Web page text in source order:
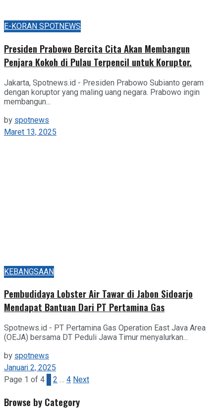
E-KORAN SPOTNEWS
Presiden Prabowo Bercita Cita Akan Membangun
Penjara Kokoh di Pulau Terpencil untuk Koruptor.
Jakarta, Spotnews.id - Presiden Prabowo Subianto geram
dengan koruptor yang maling uang negara. Prabowo ingin
membangun...
by spotnews
Maret 13, 2025
KEBANGSAAN
Pembudidaya Lobster Air Tawar di Jabon Sidoarjo
Mendapat Bantuan Dari PT Pertamina Gas
Spotnews.id - PT Pertamina Gas Operation East Java Area
(OEJA) bersama DT Peduli Jawa Timur menyalurkan...
byspotnews
Januari 2, 2025
Page 1 of 4 1 2… 4Next
Browse by Category